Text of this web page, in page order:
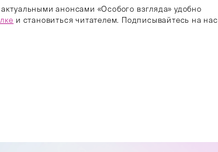
анонсами «Особого взгляда» удобно
и становиться читателем. Подписывайтесь на нас